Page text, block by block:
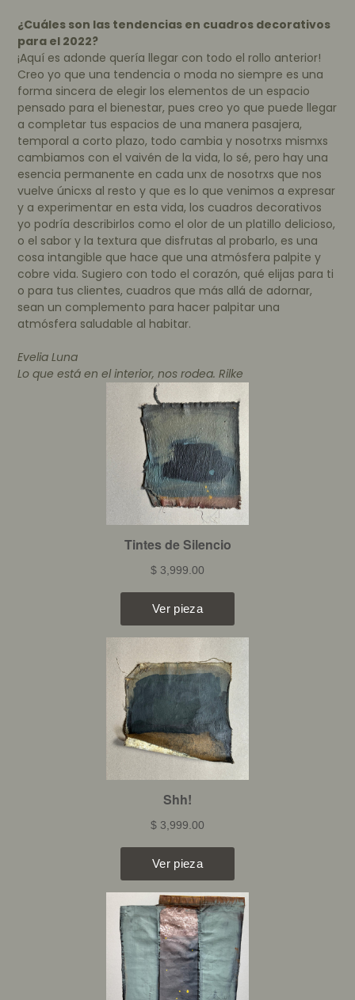
¿Cuáles son las tendencias en cuadros decorativos
para el 2022?
¡Aquí es adonde quería llegar con todo el rollo anterior!
Creo yo que una tendencia o moda no siempre es una
forma sincera de elegir los elementos de un espacio
pensado para el bienestar, pues creo yo que puede llegar
a completar tus espacios de una manera pasajera,
temporal a corto plazo, todo cambia y nosotrxs mismxs
cambiamos con el vaivén de la vida, lo sé, pero hay una
esencia permanente en cada unx de nosotrxs que nos
vuelve únicxs al resto y que es lo que venimos a expresar
y a experimentar en esta vida, los cuadros decorativos
yo podría describirlos como el olor de un platillo delicioso,
o el sabor y la textura que disfrutas al probarlo, es una
cosa intangible que hace que una atmósfera palpite y
cobre vida. Sugiero con todo el corazón, qué elijas para ti
o para tus clientes, cuadros que más allá de adornar,
sean un complemento para hacer palpitar una
atmósfera saludable al habitar.
Evelia Luna
Lo que está en el interior, nos rodea. Rilke